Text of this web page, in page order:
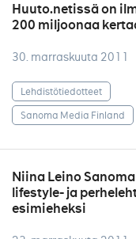
Huuto.netissä on
200 miljoonaa
30. marraskuuta 2011
Lehdistötiedotteet
Sanoma Media Finland
Niina Leino
lifestyle- ja
esimieheksi